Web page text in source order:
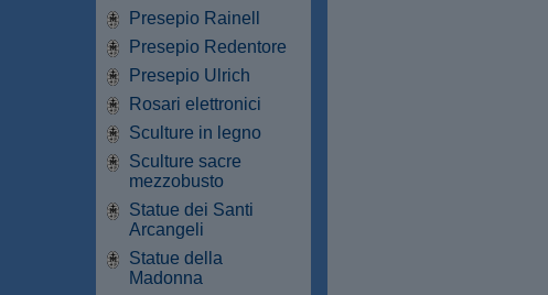
Presepio Rainell
Presepio Redentore
Presepio Ulrich
Rosari elettronici
Sculture in legno
Sculture sacre
mezzobusto
Statue dei Santi
Arcangeli
Statue della
Madonna